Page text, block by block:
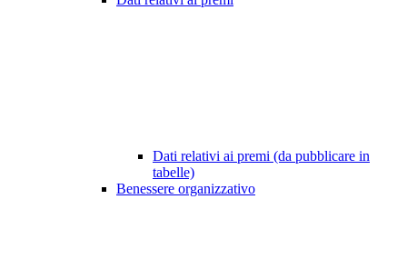
Dati relativi ai premi (da pubblicare in
tabelle)
Benessere organizzativo